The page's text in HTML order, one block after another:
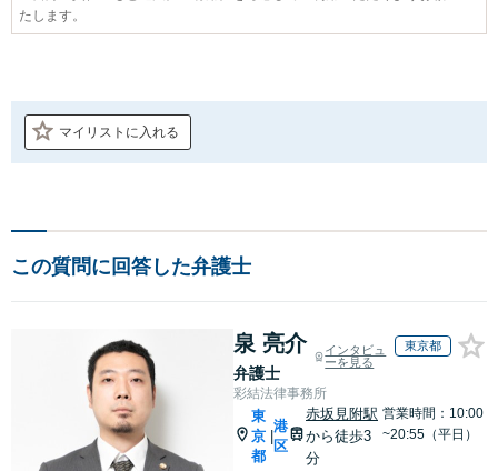
たします。
マイリストに入れる
この質問に回答した弁護士
泉 亮介
弁護士
インタビュ
ーを見る
東京都
彩結法律事務所
東
京
都
港
区
赤坂見附駅
から徒歩3
分
営業時間：10:00
~20:55（平日）